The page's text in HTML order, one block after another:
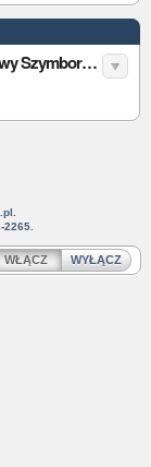
„Pamiątkowe rupiecie. Biografia Wisławy Szymborskiej” – A. Bikont, J. Szczęsna – recenzja
WŁĄCZ WYŁĄCZ